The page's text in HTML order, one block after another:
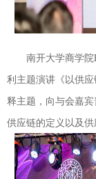
南开大学商学院
利主题演讲《以供
释主题，向与会嘉
供应链的定义以及供